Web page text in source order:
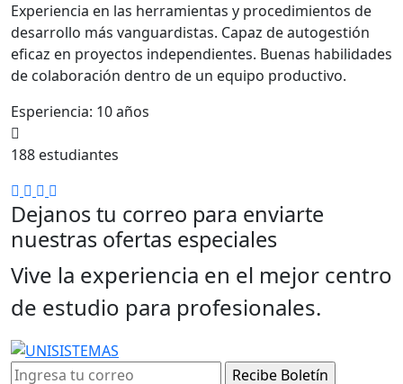
Experiencia en las herramientas y procedimientos de
desarrollo más vanguardistas. Capaz de autogestión
eficaz en proyectos independientes. Buenas habilidades
de colaboración dentro de un equipo productivo.
Esperiencia: 10 años
188 estudiantes
Facebook
Tiktok
Instagram
Dejanos tu correo para enviarte
nuestras ofertas especiales
Vive la experiencia en el mejor centro
de estudio para profesionales.